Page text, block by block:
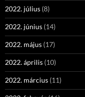
2022. július (8)
2022. június (14)
2022. május (17)
2022. április (10)
2022. március (11)